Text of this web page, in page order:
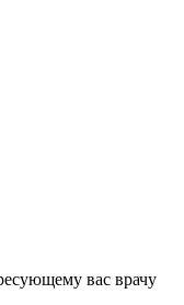
вас врачу